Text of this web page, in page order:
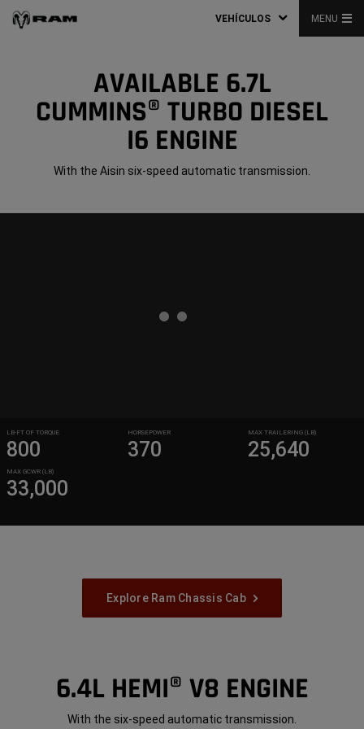
VEHÍCULOS MENU
AVAILABLE 6.7L
CUMMINS® TURBO DIESEL
I6 ENGINE
With the Aisin six-speed automatic transmission.
LB-FT OF TORQUE
800
HORSEPOWER
370
MAX TRAILERING (LB)
25,640
MAX GCWR (LB)
33,000
Explore Ram Chassis Cab
6.4L HEMI® V8 ENGINE
With the six-speed automatic transmission.